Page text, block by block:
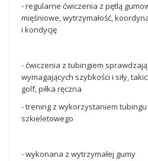
- regularne ćwiczenia z pętlą
mięśniowe, wytrzymałość,
i kondycję
- ćwiczenia z tubingiem
wymagających szybkości i siły,
golf, piłka ręczna
- trening z wykorzystaniem tubingu
szkieletowego
- wykonana z wytrzymałej gumy